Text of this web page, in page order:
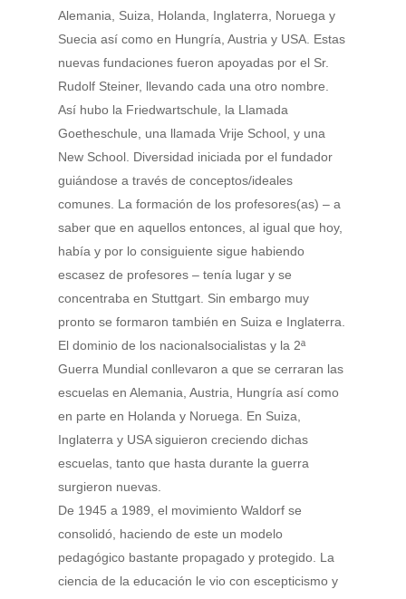
Alemania, Suiza, Holanda, Inglaterra, Noruega y
Suecia así como en Hungría, Austria y USA. Estas
nuevas fundaciones fueron apoyadas por el Sr.
Rudolf Steiner, llevando cada una otro nombre.
Así hubo la Friedwartschule, la Llamada
Goetheschule, una llamada Vrije School, y una
New School. Diversidad iniciada por el fundador
guiándose a través de conceptos/ideales
comunes. La formación de los profesores(as) – a
saber que en aquellos entonces, al igual que hoy,
había y por lo consiguiente sigue habiendo
escasez de profesores – tenía lugar y se
concentraba en Stuttgart. Sin embargo muy
pronto se formaron también en Suiza e Inglaterra.
El dominio de los nacionalsocialistas y la 2ª
Guerra Mundial conllevaron a que se cerraran las
escuelas en Alemania, Austria, Hungría así como
en parte en Holanda y Noruega. En Suiza,
Inglaterra y USA siguieron creciendo dichas
escuelas, tanto que hasta durante la guerra
surgieron nuevas.
De 1945 a 1989, el movimiento Waldorf se
consolidó, haciendo de este un modelo
pedagógico bastante propagado y protegido. La
ciencia de la educación le vio con escepticismo y